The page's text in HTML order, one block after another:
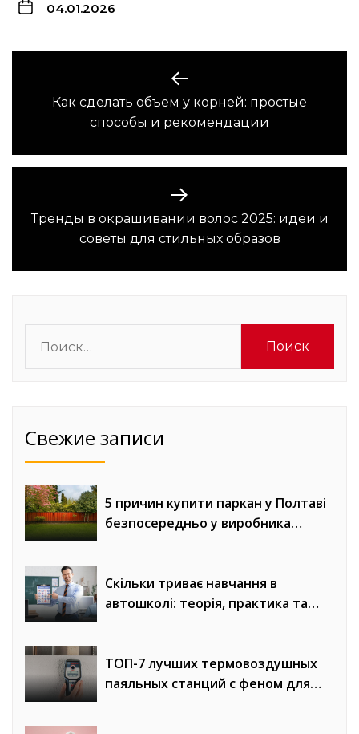
04.01.2026
Предыдущая
запись:
Как сделать объем у корней: простые
способы и рекомендации
Следующая
запись:
Тренды в окрашивании волос 2025: идеи и
советы для стильных образов
Свежие записи
5 причин купити паркан у Полтаві
безпосередньо у виробника
Скільки триває навчання в
автошколі: теорія, практика та
ТОП-7 лучших термовоздушных
паяльных станций с феном для